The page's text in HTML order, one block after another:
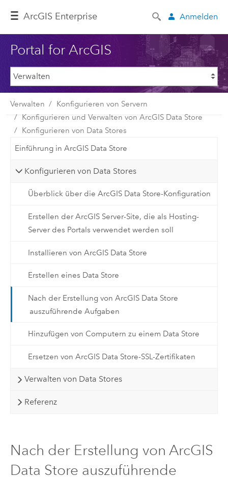
ArcGIS Enterprise Anmelden
Portal for ArcGIS
Verwalten
Konfigurieren von Servern
Konfigurieren und Verwalten von ArcGIS Data Store
Konfigurieren von Data Stores
Einführung in ArcGIS Data Store
Konfigurieren von Data Stores
Überblick über die ArcGIS Data Store-Konfiguration
Erstellen der ArcGIS Server-Site, die als Hosting-
Server des Portals verwendet werden soll
Installieren von ArcGIS Data Store
Erstellen eines Data Store
Nach der Erstellung von ArcGIS Data Store
auszuführende Aufgaben
Hinzufügen von Computern zu einem Data Store
Ersetzen von ArcGIS Data Store-SSL-Zertifikaten
Verwalten von Data Stores
Referenz
Nach der Erstellung von ArcGIS
Data Store auszuführende